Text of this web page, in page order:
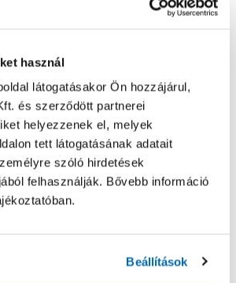
használ
látogatásakor Ön hozzájárul,
és szerződött partnerei
helyezzenek el, melyek
tett látogatásának adatait
szóló hirdetések
felhasználják. Bővebb információ
Beállítások
Oldal újratöltése